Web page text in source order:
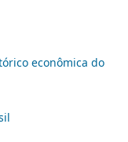
econômica do